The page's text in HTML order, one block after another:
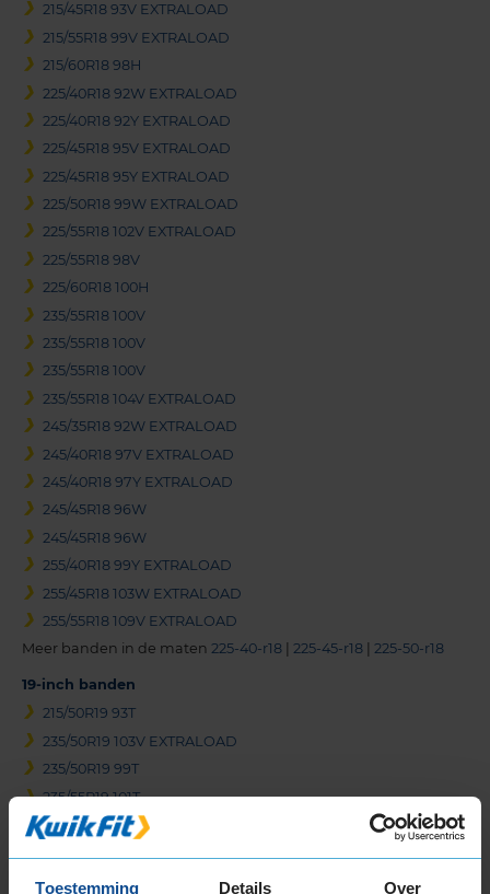
Toestemming Details Over
215/45R18 93V EXTRALOAD
215/55R18 99V EXTRALOAD
215/60R18 98H
225/40R18 92W EXTRALOAD
225/40R18 92Y EXTRALOAD
225/45R18 95V EXTRALOAD
225/45R18 95Y EXTRALOAD
225/50R18 99W EXTRALOAD
225/55R18 102V EXTRALOAD
225/55R18 98V
225/60R18 100H
235/55R18 100V
235/55R18 100V
235/55R18 100V
235/55R18 104V EXTRALOAD
245/35R18 92W EXTRALOAD
245/40R18 97V EXTRALOAD
245/40R18 97Y EXTRALOAD
245/45R18 96W
245/45R18 96W
255/40R18 99Y EXTRALOAD
255/45R18 103W EXTRALOAD
255/55R18 109V EXTRALOAD
Meer banden in de maten 225-40-r18 225-45-r18 225-50-r18
19-inch banden
215/50R19 93T
235/50R19 103V EXTRALOAD
235/50R19 99T
235/55R19 101T
235/55R19 105H EXTRALOAD
235/55R19 105V EXTRALOAD